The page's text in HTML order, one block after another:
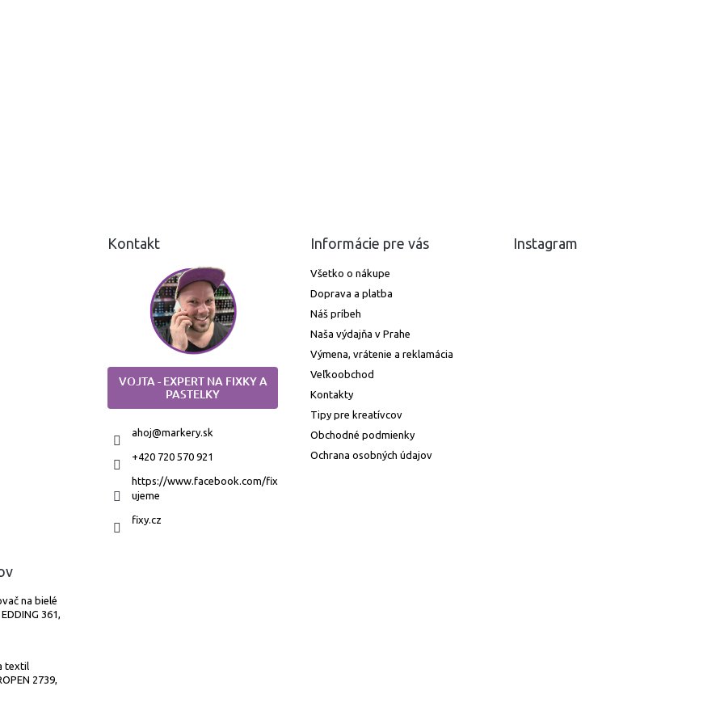
Kontakt
VOJTA - EXPERT NA FIXKY A
PASTELKY
ahoj@markery.sk
+420 720 570 921
https://www.facebook.com/fix
ujeme
fixy.cz
Informácie pre vás
Všetko o nákupe
Doprava a platba
Náš príbeh
Naša výdajňa v Prahe
Výmena, vrátenie a reklamácia
Veľkoobchod
Kontakty
Tipy pre kreatívcov
Obchodné podmienky
Ochrana osobných údajov
Instagram
na bielé
361,
textil
2739,